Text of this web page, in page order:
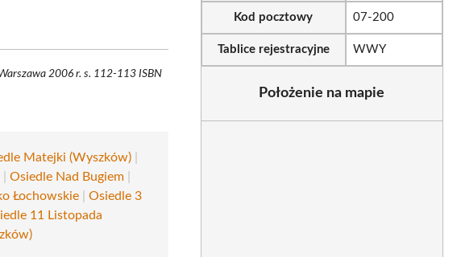
2006 r. s. 112-113 ISBN
Matejki (Wyszków)
|Osiedle Nad Bugiem
Łochowskie |Osiedle 3
11 Listopada
Kod pocztowy 07-200
Tablice rejestracyjne WWY
Położenie na mapie